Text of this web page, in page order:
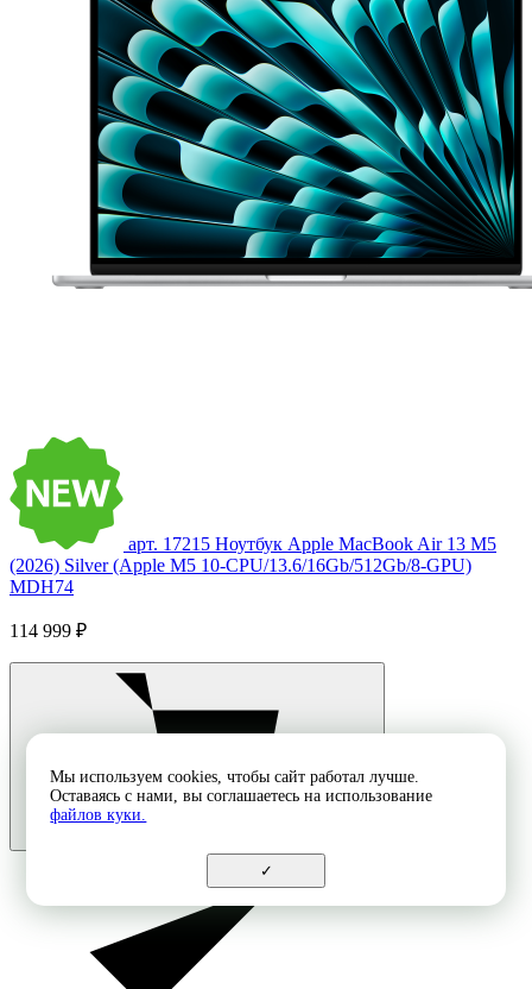
арт. 17215 Ноутбук Apple MacBook Air 13 M5
(2026) Silver (Apple M5 10-CPU/13.6/16Gb/512Gb/8-GPU)
MDH74
114 999 ₽
Мы используем cookies, чтобы сайт работал лучше.
Оставаясь с нами, вы соглашаетесь на использование
файлов куки.
✓